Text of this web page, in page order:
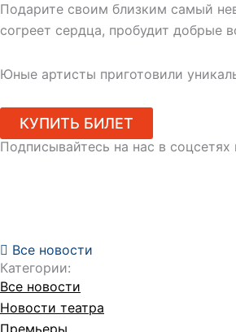
Подарите своим близким самый
согреет сердца, пробудит добрые
Юные артисты приготовили
КУПИТЬ БИЛЕТ
Подписывайтесь на нас в
Все новости
Категории:
Все новости
Новости театра